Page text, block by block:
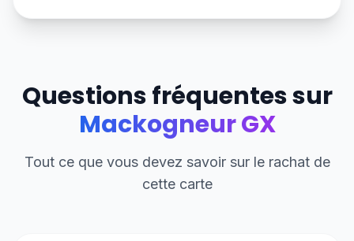
Questions fréquentes sur
Mackogneur GX
Tout ce que vous devez savoir sur le rachat de
cette carte